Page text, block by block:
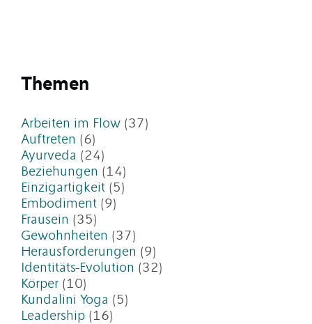
Themen
Arbeiten im Flow (37)
Auftreten (6)
Ayurveda (24)
Beziehungen (14)
Einzigartigkeit (5)
Embodiment (9)
Frausein (35)
Gewohnheiten (37)
Herausforderungen (9)
Identitäts-Evolution (32)
Körper (10)
Kundalini Yoga (5)
Leadership (16)